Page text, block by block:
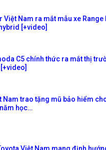
Việt Nam ra mắt mẫu xe
[+video]
C5 chính thức ra mắt thị
Nam trao tặng mũ bảo hiểm
học…
Việt Nam mang định